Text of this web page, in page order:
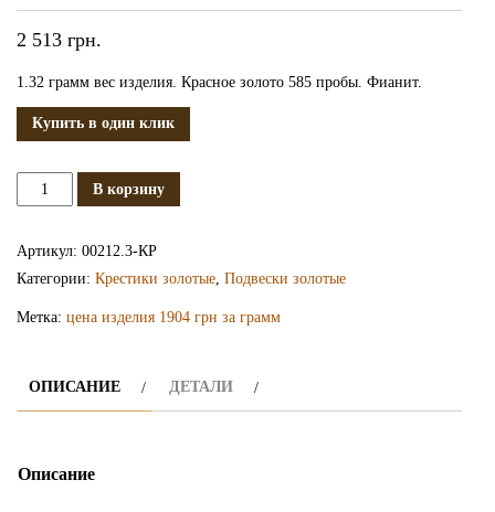
2 513 грн.
1.32 грамм вес изделия. Красное золото 585 пробы. Фианит.
Купить в один клик
КоличествоВ корзину
Артикул: 00212.3-КР
Категории: Крестики золотые, Подвески золотые
Метка: цена изделия 1904 грн за грамм
ОПИСАНИЕ ДЕТАЛИ
Описание